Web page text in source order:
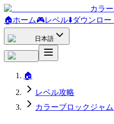
カラ
🏠ホーム🎮レベル⬇️ダウンロー
日本語
🏠
レベル攻略
カラーブロックジャ